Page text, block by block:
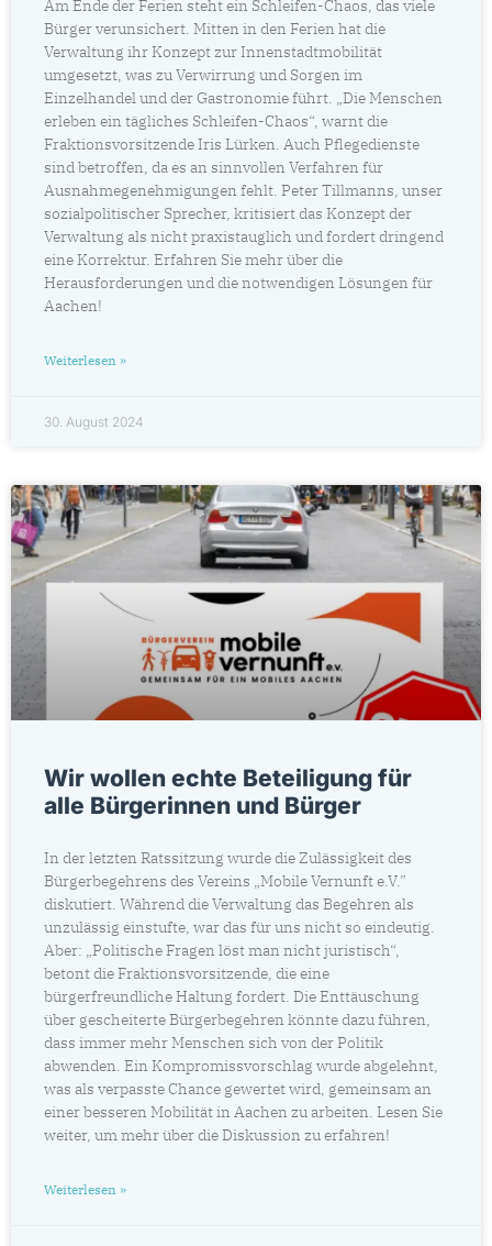
Am Ende der Ferien steht ein Schleifen-Chaos, das viele
Bürger verunsichert. Mitten in den Ferien hat die
Verwaltung ihr Konzept zur Innenstadtmobilität
umgesetzt, was zu Verwirrung und Sorgen im
Einzelhandel und der Gastronomie führt. „Die Menschen
erleben ein tägliches Schleifen-Chaos“, warnt die
Fraktionsvorsitzende Iris Lürken. Auch Pflegedienste
sind betroffen, da es an sinnvollen Verfahren für
Ausnahmegenehmigungen fehlt. Peter Tillmanns, unser
sozialpolitischer Sprecher, kritisiert das Konzept der
Verwaltung als nicht praxistauglich und fordert dringend
eine Korrektur. Erfahren Sie mehr über die
Herausforderungen und die notwendigen Lösungen für
Aachen!
Weiterlesen »
30. August 2024
Wir wollen echte Beteiligung für
alle Bürgerinnen und Bürger
In der letzten Ratssitzung wurde die Zulässigkeit des
Bürgerbegehrens des Vereins „Mobile Vernunft e.V.”
diskutiert. Während die Verwaltung das Begehren als
unzulässig einstufte, war das für uns nicht so eindeutig.
Aber: „Politische Fragen löst man nicht juristisch“,
betont die Fraktionsvorsitzende, die eine
bürgerfreundliche Haltung fordert. Die Enttäuschung
über gescheiterte Bürgerbegehren könnte dazu führen,
dass immer mehr Menschen sich von der Politik
abwenden. Ein Kompromissvorschlag wurde abgelehnt,
was als verpasste Chance gewertet wird, gemeinsam an
einer besseren Mobilität in Aachen zu arbeiten. Lesen Sie
weiter, um mehr über die Diskussion zu erfahren!
Weiterlesen »